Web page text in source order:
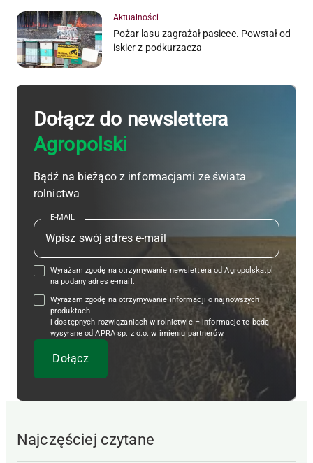
Aktualności
Pożar lasu zagrażał pasiece. Powstał od
iskier z podkurzacza
Dołącz do newslettera
Agropolski
Bądź na bieżąco z informacjami ze świata
rolnictwa
E-MAIL
Wyrażam zgodę na otrzymywanie newslettera od Agropolska.pl
na podany adres e-mail.
Wyrażam zgodę na otrzymywanie informacji o najnowszych
produktach
i dostępnych rozwiązaniach w rolnictwie – informacje te będą
wysyłane od APRA sp. z o.o. w imieniu partnerów.
Najczęściej czytane